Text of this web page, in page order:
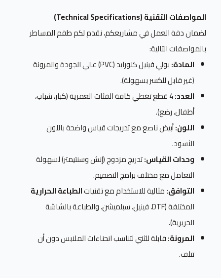
المواصفات التقنية (Technical Specifications)
لضمان دقة العمل في مشاريعكم، نقدم لكم طقم المساطر
بالمواصفات التالية:
المادة:
بولي فينيل كلورايد (PVC) عالي الجودة والمرونة
(غير قابل للكسر بسهولة).
العدد: 4 قطع تغطي كافة الفئات العمرية (كبار، شباب،
أطفال، رضع).
اللون:أبيض ناصع مع تدريجات قياس واضحة باللون
الأسود.
وحدات القياس:تدريج مزدوج (إنش وسنتيمتر) لسهولة
التعامل مع مختلف برامج التصميم.
التوافق:مثالية للاستخدام مع تقنياتالطباعة الحرارية
المختلفة (DTF، فينيل، سبلميشن، والطباعة بالشاشة
الحريرية).
المرونة:قابلة للثني لتناسب انحناءات الملابس دون أن
تتلف.